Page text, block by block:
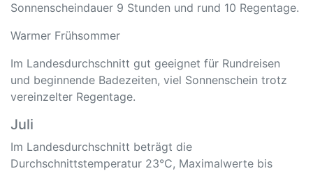
Sonnenscheindauer 9 Stunden und rund 10 Regentage.
Warmer Frühsommer
Im Landesdurchschnitt gut geeignet für Rundreisen
und beginnende Badezeiten, viel Sonnenschein trotz
vereinzelter Regentage.
Juli
Im Landesdurchschnitt beträgt die
Durchschnittstemperatur 23°C, Maximalwerte bis